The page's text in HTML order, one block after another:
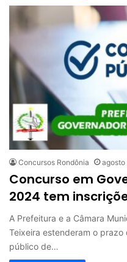
Concursos Rondônia agosto
Concurso em
2024 tem
A Prefeitura e a Câmara
Teixeira estenderam o
público de…